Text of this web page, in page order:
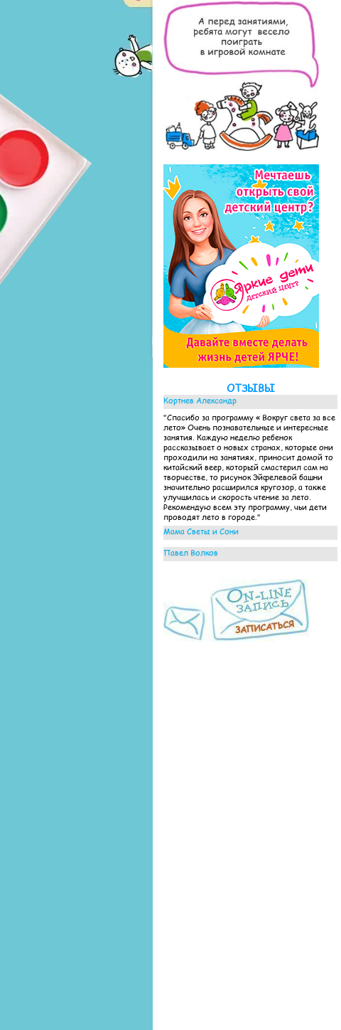
ОТЗЫВЫ
Кортнев Александр
"Спасибо за программу « Вокруг света за все
лето» Очень познавательные и интересные
занятия. Каждую неделю ребенок
рассказывает о новых странах, которые они
проходили на занятиях, приносит домой то
китайский веер, который смастерил сам на
творчестве, то рисунок Эйфелевой башни
значительно расширился кругозор, а также
улучшилась и скорость чтение за лето.
Рекомендую всем эту программу, чьи дети
проводят лето в городе."
Мама Светы и Сони
"Выражаем огромную благодарность
педагогам детского центра «Яркие дети» за
программе «Вокруг света за все лето» Дети
столько нового узнали, а главное подтянули
за лето чтение и математику!"
Павел Волков
занятия по летней программе! Ребенок
ходил с удовольствием, несмотря на то, что
лето-каникулы... Это однозначно заслуга
преподавателей, которые работают на
результат и оправдывают ожидания и детей
и родителей!"